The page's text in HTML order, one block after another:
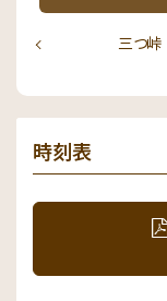
三つ峠
時刻表